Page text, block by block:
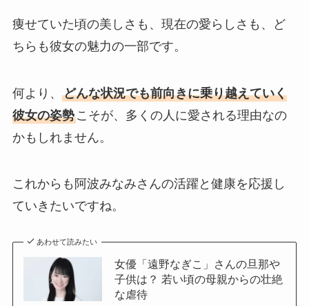
痩せていた頃の美しさも、現在の愛らしさも、ど
ちらも彼女の魅力の一部です。
何より、 どんな状況でも前向きに乗り越えていく
彼女の姿勢こそが、多くの人に愛される理由なの
かもしれません。
これからも阿波みなみさんの活躍と健康を応援し
ていきたいですね。
あわせて読みたい
女優「遠野なぎこ」さんの旦那や
子供は？ 若い頃の母親からの壮絶
な虐待